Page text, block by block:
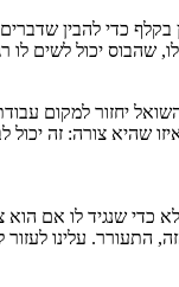
להיות קורא בקלפים, אלא
יחזור למקום
שהיא צורה: זה
כדי שנגיד לו אם
עלינו